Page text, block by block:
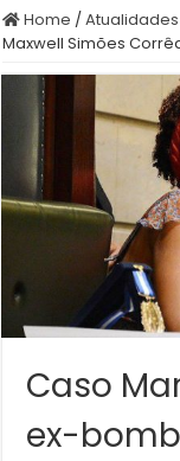
Home /Atualidades
Maxwell Simões
Caso
ex-